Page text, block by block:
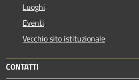
Luoghi
Eventi
Vecchio sito istituzionale
CONTATTI